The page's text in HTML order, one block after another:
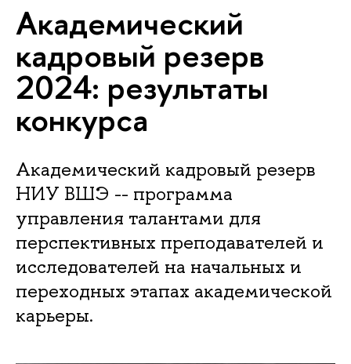
Академический
кадровый резерв
2024: результаты
конкурса
Академический кадровый резерв
НИУ ВШЭ -- программа
управления талантами для
перспективных преподавателей и
исследователей на начальных и
переходных этапах академической
карьеры.